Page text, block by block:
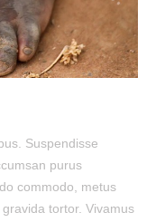
Suspendisse
purus
commodo, metus
tortor. Vivamus